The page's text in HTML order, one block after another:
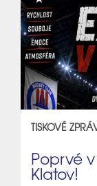
TISKOVÉ
Poprvé
Klatov!